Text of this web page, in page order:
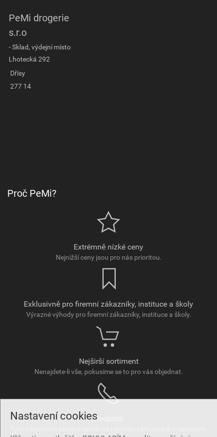
Nastavení cookies
PeMi drogerie
s.r.o
- Sklad, výdejní místo
Lhotecká 292
Dřísy
277 14
Proč PeMi?
Extrémně nízké ceny
Nejnižší ceny jsou pro nás prioritou.
Exklusivně pro firemní zákazníky, instituce a školy
Výrazné výhody pro firemní zákazníky, instituce a školy.
Nejširší sortiment
Nenajdete-li vše, pokusíme se to pro vás objednat.
Podpora